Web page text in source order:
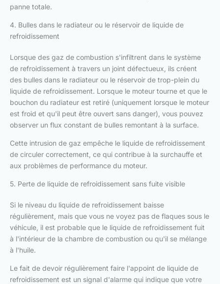
panne totale.
4. Bulles dans le radiateur ou le réservoir de liquide de
refroidissement
Lorsque des gaz de combustion s'infiltrent dans le système
de refroidissement à travers un joint défectueux, ils créent
des bulles dans le radiateur ou le réservoir de trop-plein du
liquide de refroidissement. Lorsque le moteur tourne et que le
bouchon du radiateur est retiré (uniquement lorsque le moteur
est froid et qu'il peut être ouvert sans danger), vous pouvez
observer un flux constant de bulles remontant à la surface.
Cette intrusion de gaz empêche le liquide de refroidissement
de circuler correctement, ce qui contribue à la surchauffe et
aux problèmes de performance du moteur.
5. Perte de liquide de refroidissement sans fuite visible
Si le niveau du liquide de refroidissement baisse
régulièrement, mais que vous ne voyez pas de flaques sous le
véhicule, il est probable que le liquide de refroidissement fuit
à l'intérieur de la chambre de combustion ou qu'il se mélange
à l'huile.
Le fait de devoir régulièrement faire l'appoint de liquide de
refroidissement est un signal d'alarme qui indique que votre